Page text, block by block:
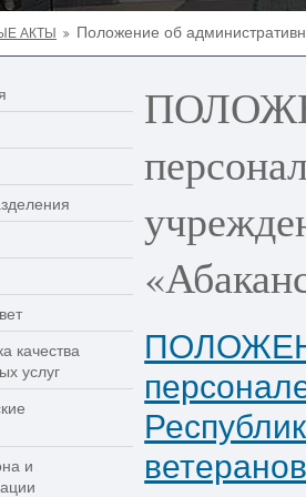
АКТЫ Положение об
качества
услуг
и